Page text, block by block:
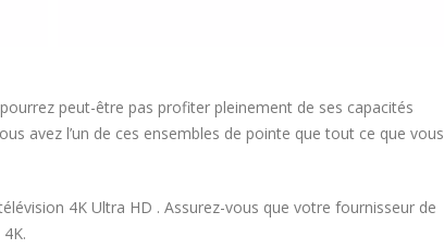
peut-être pas profiter pleinement de ses capacités
avez l’un de ces ensembles de pointe que tout ce que vous
4K Ultra HD . Assurez-vous que votre fournisseur de